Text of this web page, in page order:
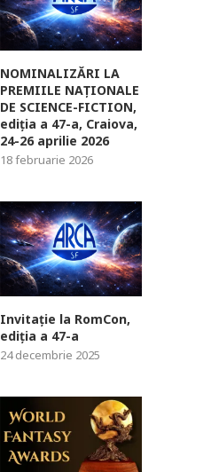
NOMINALIZĂRI LA
PREMIILE NAȚIONALE
DE SCIENCE-FICTION,
ediția a 47-a, Craiova,
24-26 aprilie 2026
18 februarie 2026
Invitație la RomCon,
ediția a 47-a
24 decembrie 2025